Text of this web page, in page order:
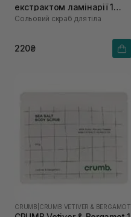
екстрактом ламінарії 1
саше х 60 г
Сольовий скраб для тіла
220₴
CRUMB CRUMB VETIVER & BERGAMOT